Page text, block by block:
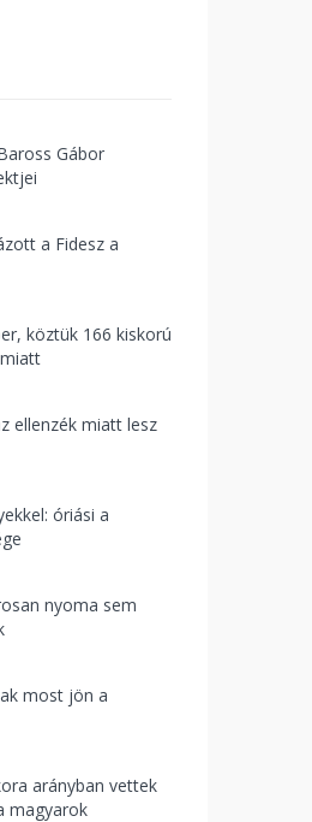
Gábor
a Fidesz a
köztük 166 kiskorú
ellenzék miatt lesz
óriási a
nyoma sem
most jön a
arányban vettek
magyarok